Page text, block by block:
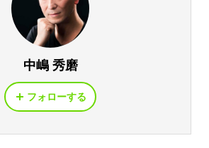
中嶋 秀磨
フォローする